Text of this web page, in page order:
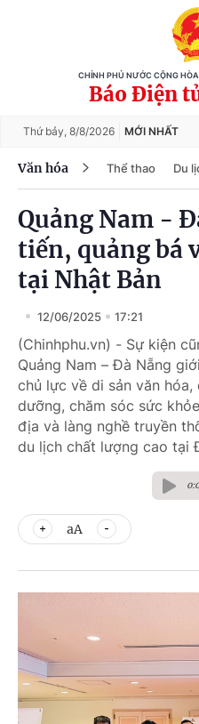
CHÍNH PHỦ NƯỚC CỘNG
Báo Điện
Thứ bảy, 8/8/2026 MỚI NHẤT
Văn hóa Thể thao Du
Quảng Nam -
tiến, quảng bá
tại Nhật Bản
12/06/2025 17:21
(Chinhphu.vn) - Sự kiện
Quảng Nam – Đà Nẵng
chủ lực về di sản văn
dưỡng, chăm sóc sức
địa và làng nghề truyền
du lịch chất lượng cao tại
aA